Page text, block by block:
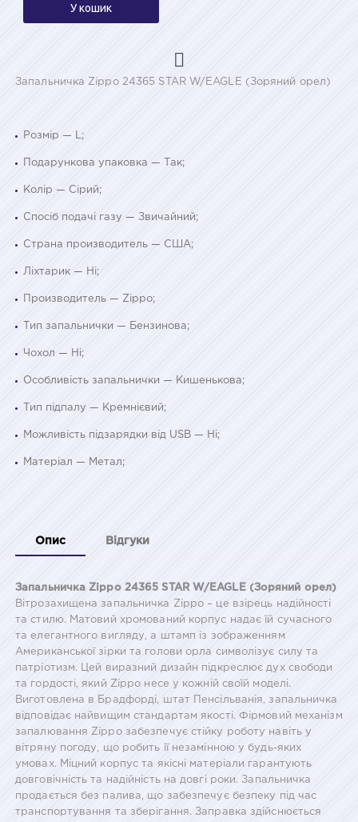
У кошик
Запальничка Zippo 24365 STAR W/EAGLE (Зоряний орел)
Розмір — L;
Подарункова упаковка — Так;
Колір — Сірий;
Спосіб подачі газу — Звичайний;
Страна производитель — США;
Ліхтарик — Ні;
Производитель — Zippo;
Тип запальнички — Бензинова;
Чохол — Ні;
Особливість запальнички — Кишенькова;
Тип підпалу — Кремнієвий;
Можливість підзарядки від USB — Ні;
Матеріал — Метал;
Опис Відгуки
Запальничка Zippo 24365 STAR W/EAGLE (Зоряний орел)
Вітрозахищена запальничка Zippo – це взірець надійності
та стилю. Матовий хромований корпус надає їй сучасного
та елегантного вигляду, а штамп із зображенням
Американської зірки та голови орла символізує силу та
патріотизм. Цей виразний дизайн підкреслює дух свободи
та гордості, який Zippo несе у кожній своїй моделі.
Виготовлена в Брадфорді, штат Пенсільванія, запальничка
відповідає найвищим стандартам якості. Фірмовий механізм
запалювання Zippo забезпечує стійку роботу навіть у
вітряну погоду, що робить її незамінною у будь-яких
умовах. Міцний корпус та якісні матеріали гарантують
довговічність та надійність на довгі роки. Запальничка
продається без палива, що забезпечує безпеку під час
транспортування та зберігання. Заправка здійснюється